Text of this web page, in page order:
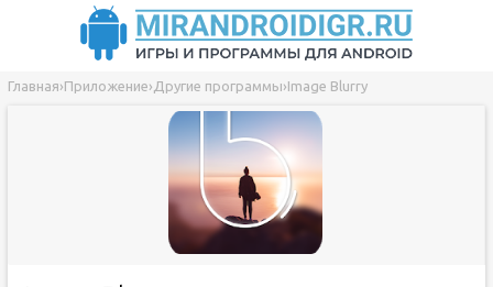
Главная›Приложение› Другие программы›Image Blurry